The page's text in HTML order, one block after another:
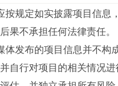
规定如实披露项目信息
果不承担任何法律责任。
发布的项目信息并不构
自行对项目的相关情况